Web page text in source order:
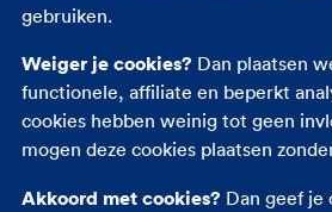
Autoverzekering
Opstalverzekering
Inboedelverzekering
Reisverzekering
gebruiken.
Weiger je cookies? Dan plaatsen
functionele, affiliate en beperkt
cookies hebben weinig tot geen
mogen deze cookies plaatsen
Akkoord met cookies? Dan geef je